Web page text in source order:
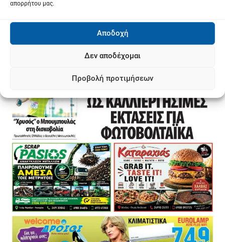
απορρήτου μας.
Αποδοχή
Δεν αποδέχομαι
Προβολή προτιμήσεων